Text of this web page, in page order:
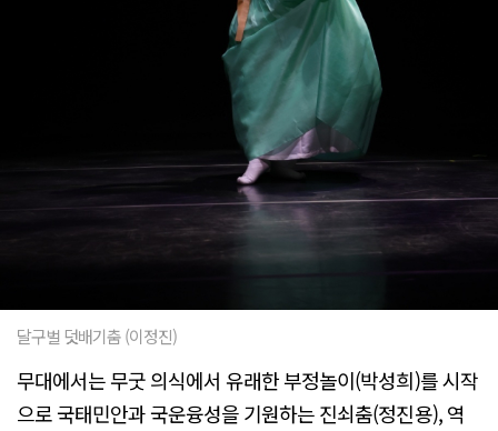
달구벌 덧배기춤 (이정진)
무대에서는 무굿 의식에서 유래한 부정놀이(박성희)를 시작
으로 국태민안과 국운융성을 기원하는 진쇠춤(정진용), 역